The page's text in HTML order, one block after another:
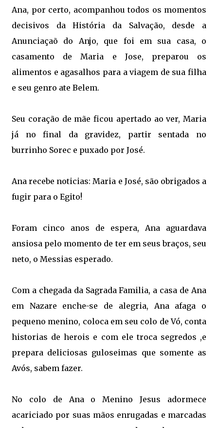
Ana, por certo, acompanhou todos os momentos
decisivos da História da Salvação, desde a
Anunciaçaõ do Anjo, que foi em sua casa, o
casamento de Maria e Jose, preparou os
alimentos e agasalhos para a viagem de sua filha
e seu genro ate Belem.
Seu coração de mãe ficou apertado ao ver, Maria
já no final da gravidez, partir sentada no
burrinho Sorec e puxado por José.
Ana recebe noticias: Maria e José, são obrigados a
fugir para o Egito!
Foram cinco anos de espera, Ana aguardava
ansiosa pelo momento de ter em seus braços, seu
neto, o Messias esperado.
Com a chegada da Sagrada Familia, a casa de Ana
em Nazare enche-se de alegria, Ana afaga o
pequeno menino, coloca em seu colo de Vó, conta
historias de herois e com ele troca segredos ,e
prepara deliciosas guloseimas que somente as
Avós, sabem fazer.
No colo de Ana o Menino Jesus adormece
acariciado por suas mãos enrugadas e marcadas